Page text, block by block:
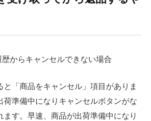
と「商品をキャンセル」項目がありま
荷準備中になりキャンセルボタンがな
ます。早速、商品が出荷準備中になり